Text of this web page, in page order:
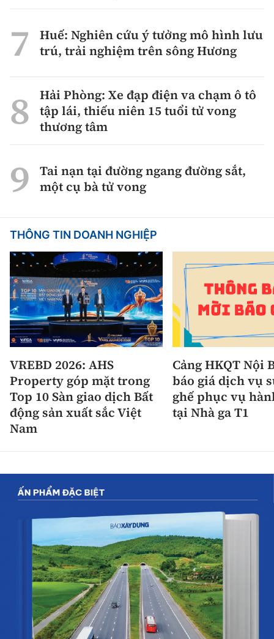
Huế: Nghiên cứu ý tưởng mô hình lưu
trú, trải nghiệm trên sông Hương
Hải Phòng: Xe đạp điện va chạm ô tô
tập lái, thiếu niên 15 tuổi tử vong
thương tâm
Tai nạn tại đường ngang đường sắt,
một cụ bà tử vong
THÔNG TIN DOANH NGHIỆP
VREBD 2026: AHS
Property góp mặt trong
Top 10 Sàn giao dịch Bất
động sản xuất sắc Việt
Nam
Cảng HKQT Nội
báo giá dịch vụ
ghế phục vụ
tại Nhà ga T1